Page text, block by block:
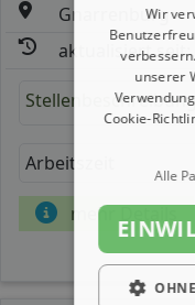
Gnarrenburg
aktualisiert seit:
Arbeitszeit
mehr Details
Wir
unserer
Cookie-
Alle